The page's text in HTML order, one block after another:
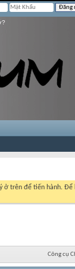
ở trên để tiến hành. Để
Công cụ